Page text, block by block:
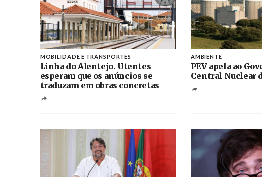
MOBILIDADE E TRANSPORTES
Linha do Alentejo. Utentes
esperam que os anúncios se
traduzam em obras concretas
AMBIENTE
PEV apela ao
Central Nuclear